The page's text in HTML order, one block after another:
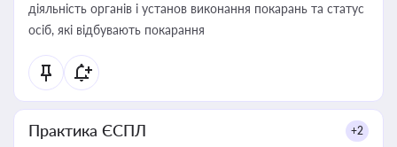
діяльність органів і установ виконання покарань та статус
осіб, які відбувають покарання
Практика ЄСПЛ +2